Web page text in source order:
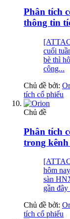
Phân tích
thông tin
cuối
bè thì
công...
Chủ đề bởi:
tích cổ phiếu
Chủ đề
Phân tích
trong
hôm
sàn
gần đây
Chủ đề bởi:
tích cổ phiếu